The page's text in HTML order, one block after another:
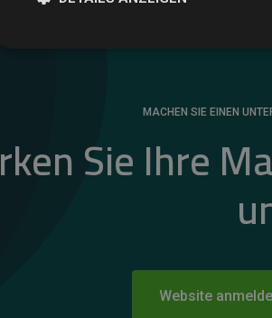
MACHEN SIE EINEN
Sie Ihre
Website